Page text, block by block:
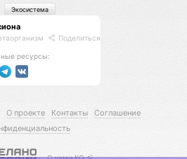
Поделиться
ресурсы:
Экосистема
О проекте Контакты
Соглашение